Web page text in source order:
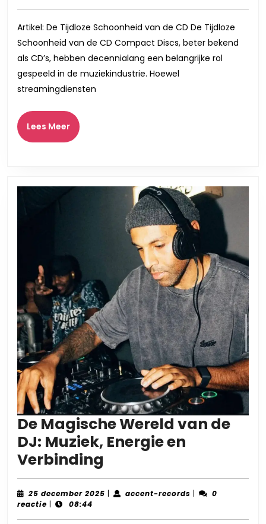
van
de
CD:
Een
Artikel: De Tijdloze Schoonheid van de CD De Tijdloze
Schoonheid van de CD Compact Discs, beter bekend
als CD’s, hebben decennialang een belangrijke rol
gespeeld in de muziekindustrie. Hoewel
streamingdiensten
Lees MeerLees
Meer
De Magische Wereld van de
DJ: Muziek, Energie en
Verbinding
Magische
Wereld
25 december 2025 25
| accent-records accent-
|
0
reactie | 08:44